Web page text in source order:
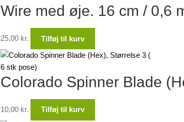
Wire med øje. 16 cm / 0,6
25,00 kr. Tilføj til kurv
Colorado Spinner Blade
10,00 kr. Tilføj til kurv